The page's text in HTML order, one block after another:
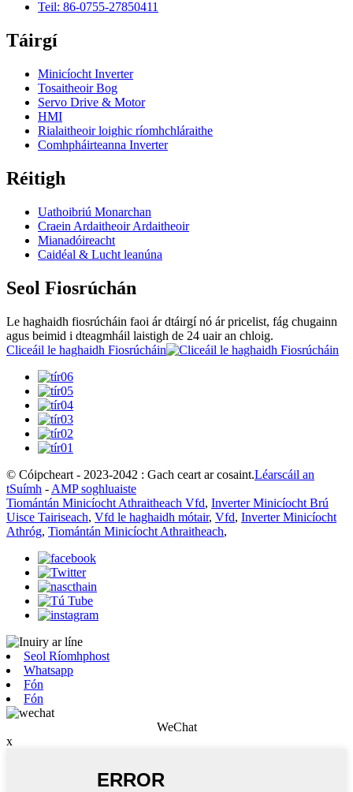
Teil: 86-0755-27850411
Táirgí
Minicíocht Inverter
Tosaitheoir Bog
Servo Drive & Motor
HMI
Rialaitheoir loighic ríomhchláraithe
Comhpháirteanna Inverter
Réitigh
Uathoibriú Monarchan
Craein Ardaitheoir Ardaitheoir
Mianadóireacht
Caidéal & Lucht leanúna
Seol Fiosrúchán
Le haghaidh fiosrúcháin faoi ár dtáirgí nó ár pricelist, fág chugainn
agus beimid i dteagmháil laistigh de 24 uair an chloig.
Cliceáil le haghaidh Fiosrúcháin
© Cóipcheart - 2023-2042 : Gach ceart ar cosaint.Léarscáil an
tSuímh - AMP soghluaiste
Tiomántán Minicíocht Athraitheach Vfd, Inverter Minicíocht Brú
Uisce Tairiseach, Vfd le haghaidh mótair, Vfd, Inverter Minicíocht
Athróg, Tiomántán Minicíocht Athraitheach,
Seol Ríomhphost
Whatsapp
Fón
Fón
WeChat
x